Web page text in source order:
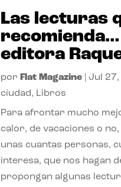
Las lecturas
editora
por Flat Magazine Jul
ciudad, Libros
Para afrontar mucho
calor, de vacaciones o
unas cuantas personas,
interesa, que nos hagan
propongan algunas